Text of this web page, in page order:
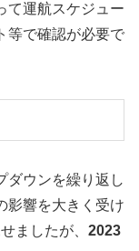
て運航スケジュー
等で確認が必要で
ダウンを繰り返し
影響を大きく受け
ましたが、 2023